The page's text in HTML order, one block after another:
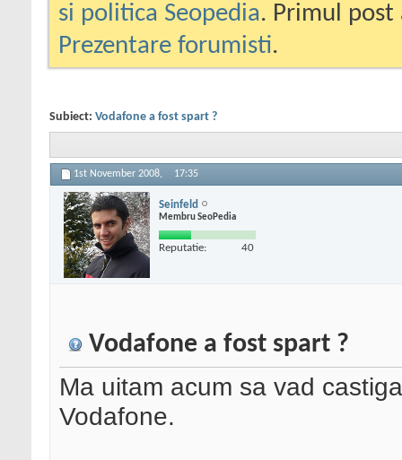
si politica Seopedia. Primul
Prezentare forumisti.
Subiect: Vodafone a fost spart ?
1st November 2008, 17:35
Seinfeld
Membru SeoPedia
Reputatie: 40
Vodafone a fost spart ?
Ma uitam acum sa vad
Vodafone.